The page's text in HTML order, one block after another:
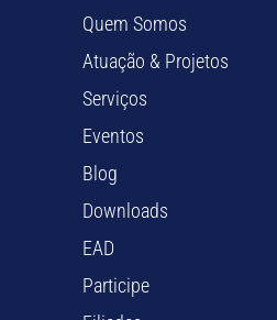
Quem Somos
Atuação & Projetos
Serviços
Eventos
Blog
Downloads
EAD
Participe